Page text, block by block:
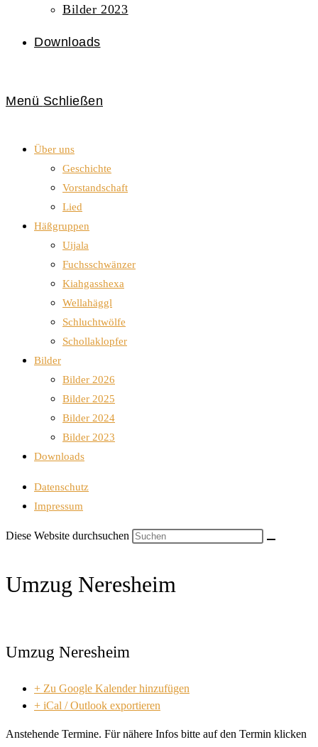
Bilder 2023
Downloads
Menü Schließen
Über uns
Geschichte
Vorstandschaft
Lied
Häßgruppen
Uijala
Fuchsschwänzer
Kiahgasshexa
Wellahäggl
Schluchtwölfe
Schollaklopfer
Bilder
Bilder 2026
Bilder 2025
Bilder 2024
Bilder 2023
Downloads
Datenschutz
Impressum
Diese Website durchsuchen
Umzug Neresheim
Umzug Neresheim
+ Zu Google Kalender hinzufügen
+ iCal / Outlook exportieren
Anstehende Termine. Für nähere Infos bitte auf den Termin klicken